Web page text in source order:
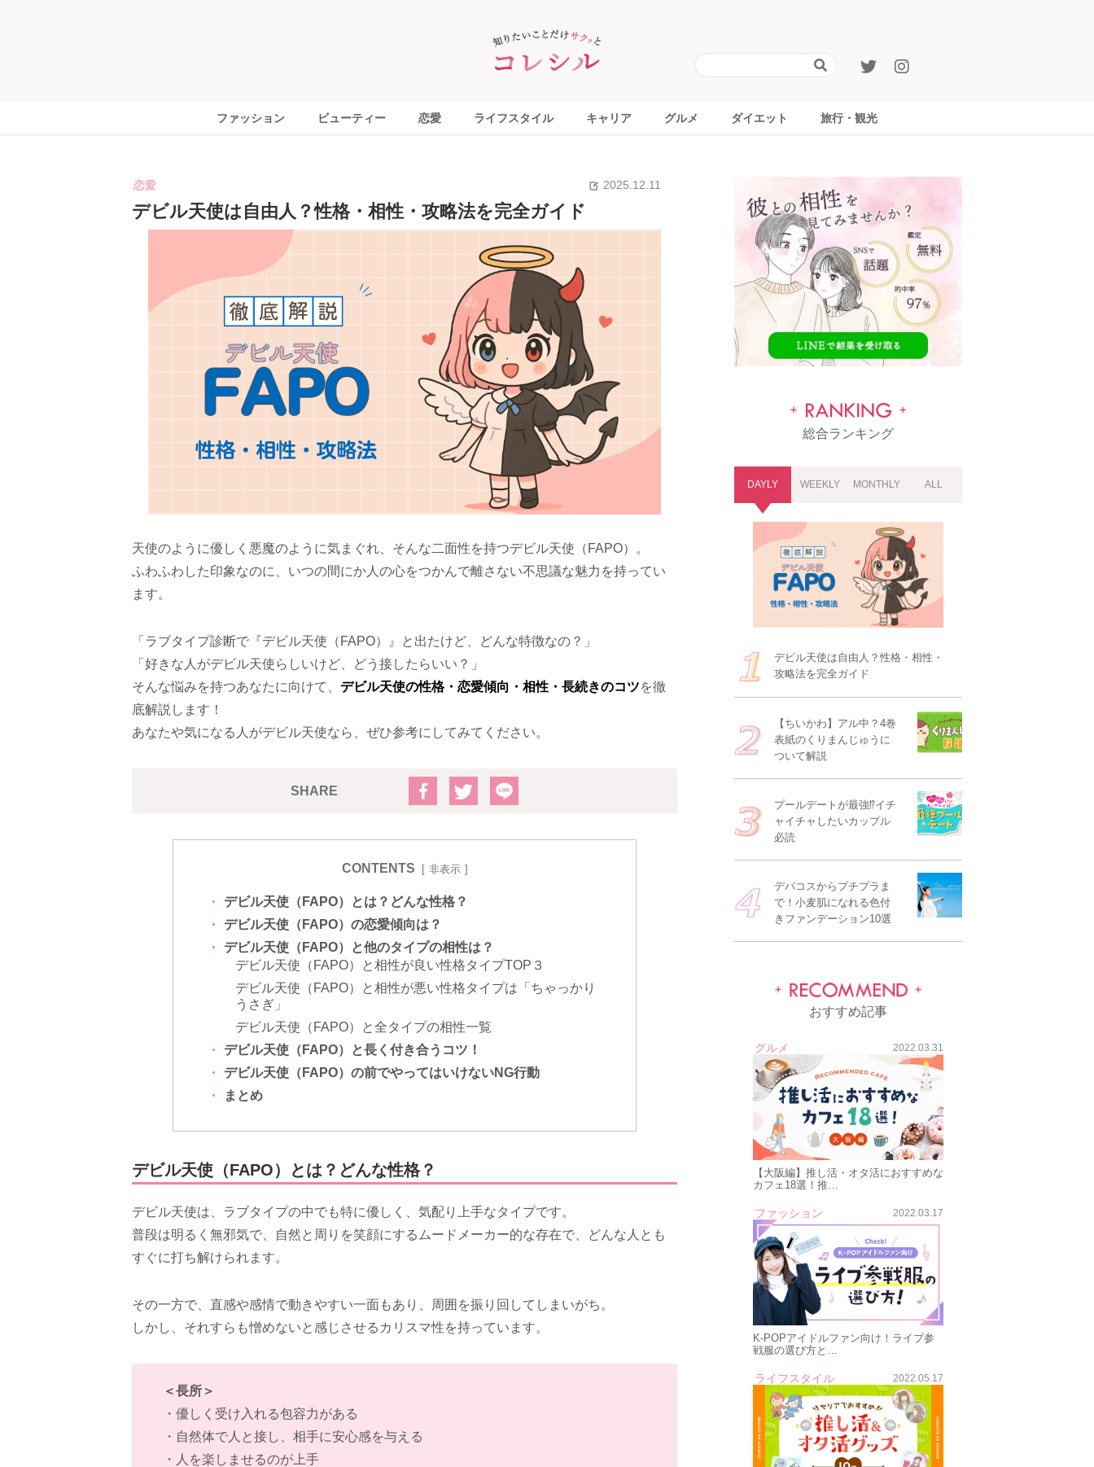
ファッション ビューティー 恋愛 ライフスタイル キャリア グルメ ダイエット 旅行・観光
恋愛 2025.12.11
デビル天使は自由人？性格・相性・攻略法を完全ガイド
天使のように優しく悪魔のように気まぐれ、そんな二面性を持つデビル天使（FAPO）。
ふわふわした印象なのに、いつの間にか人の心をつかんで離さない不思議な魅力を持ってい
ます。
「ラブタイプ診断で『デビル天使（FAPO）』と出たけど、どんな特徴なの？」
「好きな人がデビル天使らしいけど、どう接したらいい？」
そんな悩みを持つあなたに向けて、 デビル天使の性格・恋愛傾向・相性・長続きのコツを徹
底解説します！
あなたや気になる人がデビル天使なら、ぜひ参考にしてみてください。
SHARE
CONTENTS 非表示
デビル天使（FAPO）とは？どんな性格？
デビル天使（FAPO）の恋愛傾向は？
デビル天使（FAPO）と他のタイプの相性は？
デビル天使（FAPO）と相性が良い性格タイプTOP３
デビル天使（FAPO）と相性が悪い性格タイプは「ちゃっかり
うさぎ」
デビル天使（FAPO）と全タイプの相性一覧
デビル天使（FAPO）と長く付き合うコツ！
デビル天使（FAPO）の前でやってはいけないNG行動
まとめ
デビル天使（FAPO）とは？どんな性格？
デビル天使は、ラブタイプの中でも特に優しく、気配り上手なタイプです。
普段は明るく無邪気で、自然と周りを笑顔にするムードメーカー的な存在で、どんな人とも
すぐに打ち解けられます。
その一方で、直感や感情で動きやすい一面もあり、周囲を振り回してしまいがち。
しかし、それすらも憎めないと感じさせるカリスマ性を持っています。
＜長所＞
・優しく受け入れる包容力がある
・自然体で人と接し、相手に安心感を与える
・人を楽しませるのが上手
総合ランキング
DAYLY WEEKLY MONTHLY ALL
デビル天使は自由人？性格・相性・
攻略法を完全ガイド
【ちいかわ】アル中？4巻
表紙のくりまんじゅうに
ついて解説
プールデートが最強⁉イチ
ャイチャしたいカップル
必読
デパコスからプチプラま
で！小麦肌になれる色付
きファンデーション10選
おすすめ記事
グルメ 2022.03.31
【大阪編】推し活・オタ活におすすめな
カフェ18選！推…
ファッション 2022.03.17
K-POPアイドルファン向け！ライブ参
戦服の選び方と…
ライフスタイル 2022.05.17